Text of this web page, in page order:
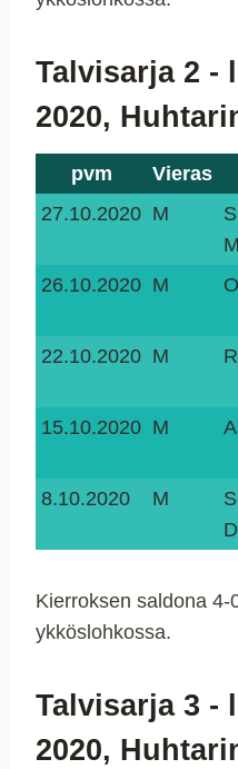
Talvisarja 2 -
2020,
pvm Vieras
27.10.2020 M
26.10.2020 M
22.10.2020 M
15.10.2020 M
8.10.2020
M
Kierroksen saldona
ykköslohkossa.
Talvisarja 3 -
2020,